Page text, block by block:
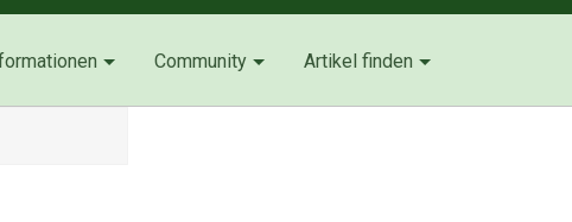
Community Artikel finden